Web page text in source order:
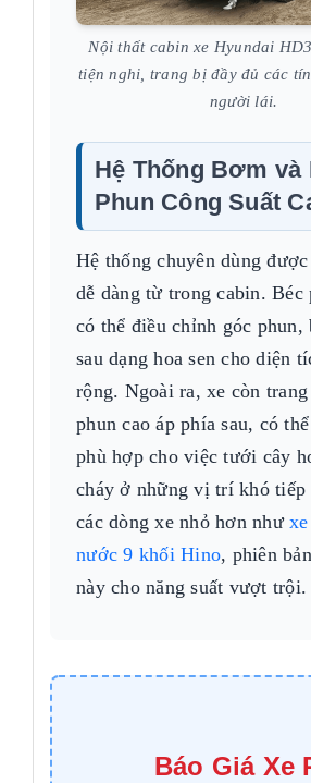
Nội thất cabin xe Hyundai
tiện nghi, trang bị đầy đủ các
người lái.
Hệ Thống Bơm và
Phun Công Suất
Hệ thống chuyên dùng
dễ dàng từ trong cabin. Béc
có thể điều chỉnh góc phun,
sau dạng hoa sen cho diện
rộng. Ngoài ra, xe còn
phun cao áp phía sau, có
phù hợp cho việc tưới cây
cháy ở những vị trí khó tiếp
các dòng xe nhỏ hơn như
nước 9 khối Hino, phiên
này cho năng suất vượt trội.
Báo Giá Xe